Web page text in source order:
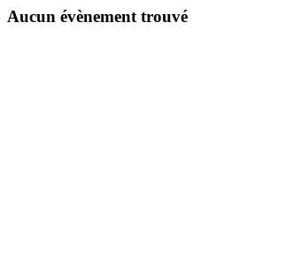
Aucun évènement trouvé